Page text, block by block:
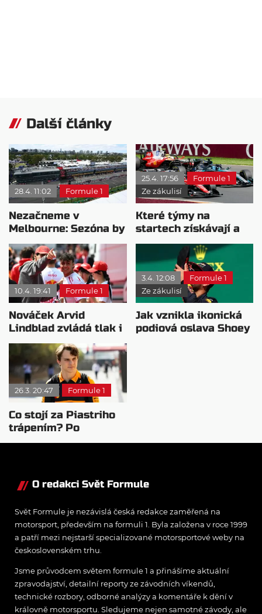
Další články
28.4. 11:02 Formule 1
Nezačneme v
Melbourne: Sezóna by
měla odstartovat v
Bahrajnu
25.4. 17:56
Formule 1
Ze zákulisí
Které týmy na
startech získávají a
které naopak ztrácí?
10.4. 19:41 Formule 1
Nováček Arvid
Lindblad zvládá tlak i
tempo F1
3.4. 12:08
Formule 1
Ze zákulisí
Jak vznikla ikonická
podiová oslava Shoey
26.3. 20:47 Formule 1
Co stojí za Piastriho
trápením? Po
vyšetřování má jasno
O redakci Svět Formule
Svět Formule je nezávislá česká redakce zaměřená na
motorsport, především na formuli 1. Byla založena v roce 1999
a patří mezi nejstarší specializované motorsportové weby na
československém trhu.
Jsme průvodcem světem formule 1 a přinášíme aktuální
zpravodajství, detailní reporty ze závodních víkendů,
technické rozbory, odborné analýzy a komentáře k dění v
královně motorsportu. Sledujeme nejen samotné závody, ale